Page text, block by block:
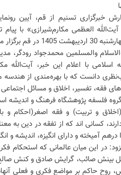
خبرگزاری تسنیم از قم، آیین
العظمی مکارم‌شیرازی» با
1405 در قم برگزار می‌شود.
والمسلمین محمدجواد رودگر،
اسلامی با اعلام این خبر، آیت‌الله
دانست که با بهره‌مندی از هندسه
فقه، تفسیر، اخلاق و مسائل اجتماعی
فلسفه پژوهشگاه فرهنگ و اندیشه
و تربیت) و فقه اصغر(احکام و
کسانی اند که از تفقه در دین
درهم آمیخته و دارای انگیزه، اندیشه و
در این میان عالمانی که استحکام
بینش صائب، گرایش صادق و کنش صالح
روح حاکم بر مواضع فکری و فعلی